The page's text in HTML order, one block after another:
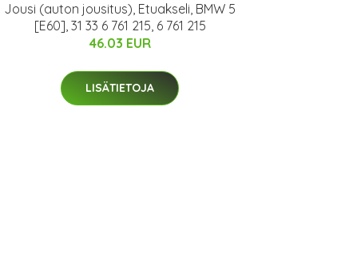
Jousi (auton jousitus), Etuakseli, BMW 5
[E60], 31 33 6 761 215, 6 761 215
46.03 EUR
LISÄTIETOJA